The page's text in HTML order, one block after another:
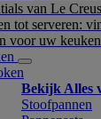
van Le
tot serveren:
voor uw
Bekijk Alles
Stoofpannen